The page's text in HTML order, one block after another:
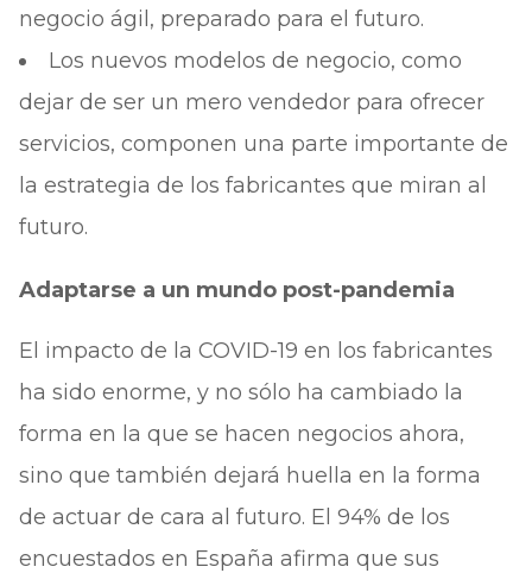
negocio ágil, preparado para el futuro.
Los nuevos modelos de negocio, como
dejar de ser un mero vendedor para ofrecer
servicios, componen una parte importante de
la estrategia de los fabricantes que miran al
futuro.
Adaptarse a un mundo post-pandemia
El impacto de la COVID-19 en los fabricantes
ha sido enorme, y no sólo ha cambiado la
forma en la que se hacen negocios ahora,
sino que también dejará huella en la forma
de actuar de cara al futuro. El 94% de los
encuestados en España afirma que sus